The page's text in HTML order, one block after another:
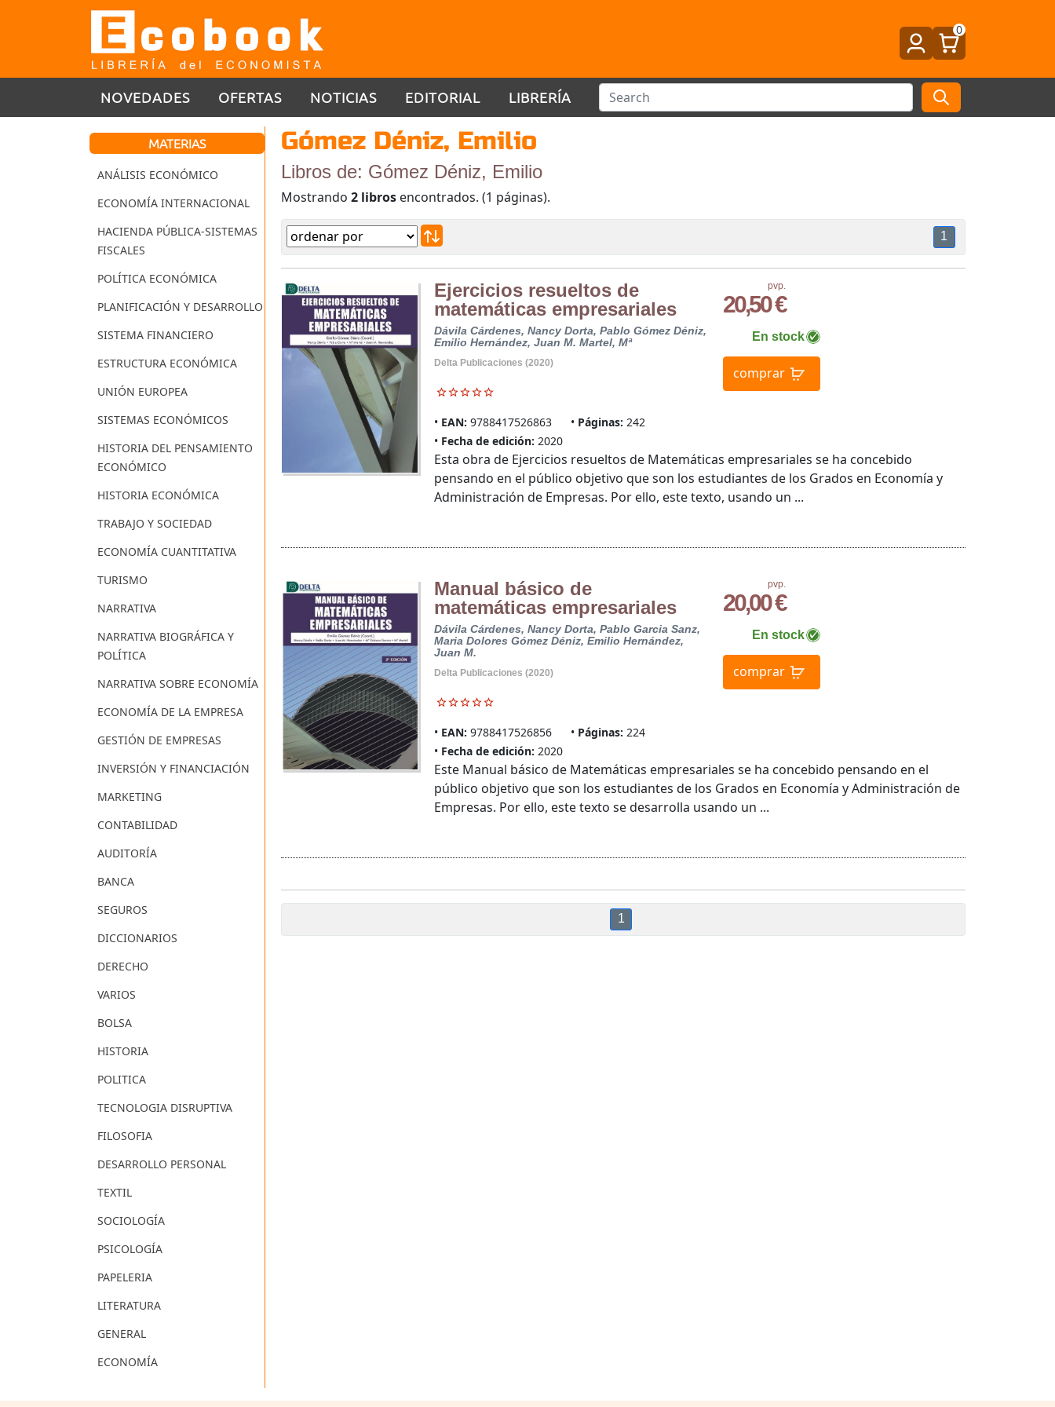
0
NOVEDADES OFERTAS NOTICIAS EDITORIAL LIBRERÍA
MATERIAS
ANÁLISIS ECONÓMICO
ECONOMÍA INTERNACIONAL
HACIENDA PÚBLICA-SISTEMAS
FISCALES
POLÍTICA ECONÓMICA
PLANIFICACIÓN Y DESARROLLO
SISTEMA FINANCIERO
ESTRUCTURA ECONÓMICA
UNIÓN EUROPEA
SISTEMAS ECONÓMICOS
HISTORIA DEL PENSAMIENTO
ECONÓMICO
HISTORIA ECONÓMICA
TRABAJO Y SOCIEDAD
ECONOMÍA CUANTITATIVA
TURISMO
NARRATIVA
NARRATIVA BIOGRÁFICA Y
POLÍTICA
NARRATIVA SOBRE ECONOMÍA
ECONOMÍA DE LA EMPRESA
GESTIÓN DE EMPRESAS
INVERSIÓN Y FINANCIACIÓN
MARKETING
CONTABILIDAD
AUDITORÍA
BANCA
SEGUROS
DICCIONARIOS
DERECHO
VARIOS
BOLSA
HISTORIA
POLITICA
TECNOLOGIA DISRUPTIVA
FILOSOFIA
DESARROLLO PERSONAL
TEXTIL
SOCIOLOGÍA
PSICOLOGÍA
PAPELERIA
LITERATURA
GENERAL
ECONOMÍA
Gómez Déniz, Emilio
Libros de: Gómez Déniz, Emilio
Mostrando2 libros encontrados. (1 páginas).
1
Ejercicios resueltos de
matemáticas empresariales
Dávila Cárdenes, Nancy Dorta, Pablo Gómez Déniz,
Emilio Hernández, Juan M. Martel, Mª
Delta Publicaciones (2020)
EAN: 9788417526863 Páginas: 242
Fecha de edición: 2020
pvp.
20,50 €
En stock
comprar
Esta obra de Ejercicios resueltos de Matemáticas empresariales se ha concebido
pensando en el público objetivo que son los estudiantes de los Grados en Economía y
Administración de Empresas. Por ello, este texto, usando un ...
Manual básico de
matemáticas empresariales
Dávila Cárdenes, Nancy Dorta, Pablo Garcia Sanz,
Maria Dolores Gómez Déniz, Emilio Hernández,
Juan M.
Delta Publicaciones (2020)
EAN: 9788417526856 Páginas: 224
Fecha de edición: 2020
pvp.
20,00 €
En stock
comprar
Este Manual básico de Matemáticas empresariales se ha concebido pensando en el
público objetivo que son los estudiantes de los Grados en Economía y Administración de
Empresas. Por ello, este texto se desarrolla usando un ...
1